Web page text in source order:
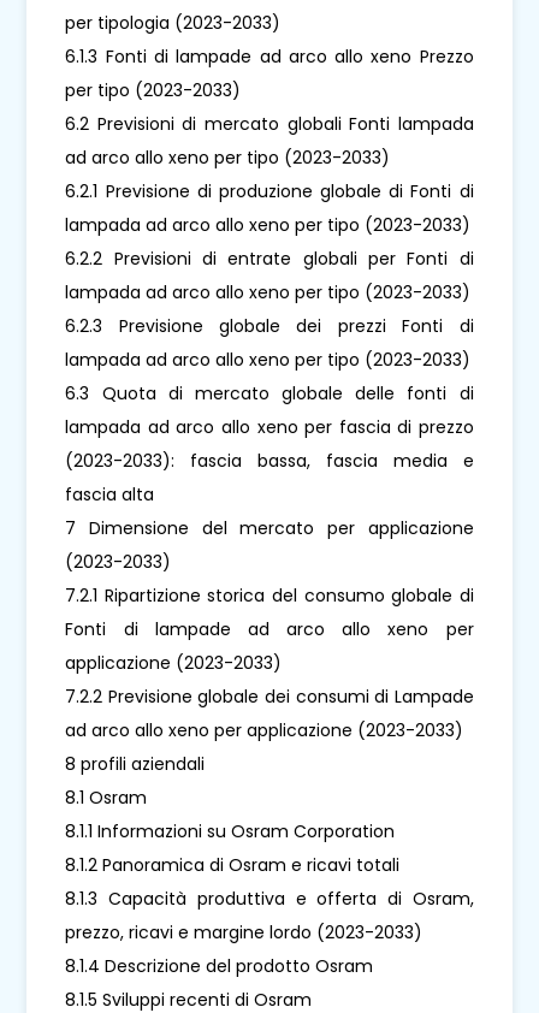
per tipologia (2023-2033)
6.1.3 Fonti di lampade ad arco allo xeno Prezzo
per tipo (2023-2033)
6.2 Previsioni di mercato globali Fonti lampada
ad arco allo xeno per tipo (2023-2033)
6.2.1 Previsione di produzione globale di Fonti di
lampada ad arco allo xeno per tipo (2023-2033)
6.2.2 Previsioni di entrate globali per Fonti di
lampada ad arco allo xeno per tipo (2023-2033)
6.2.3 Previsione globale dei prezzi Fonti di
lampada ad arco allo xeno per tipo (2023-2033)
6.3 Quota di mercato globale delle fonti di
lampada ad arco allo xeno per fascia di prezzo
(2023-2033): fascia bassa, fascia media e
fascia alta
7 Dimensione del mercato per applicazione
(2023-2033)
7.2.1 Ripartizione storica del consumo globale di
Fonti di lampade ad arco allo xeno per
applicazione (2023-2033)
7.2.2 Previsione globale dei consumi di Lampade
ad arco allo xeno per applicazione (2023-2033)
8 profili aziendali
8.1 Osram
8.1.1 Informazioni su Osram Corporation
8.1.2 Panoramica di Osram e ricavi totali
8.1.3 Capacità produttiva e offerta di Osram,
prezzo, ricavi e margine lordo (2023-2033)
8.1.4 Descrizione del prodotto Osram
8.1.5 Sviluppi recenti di Osram